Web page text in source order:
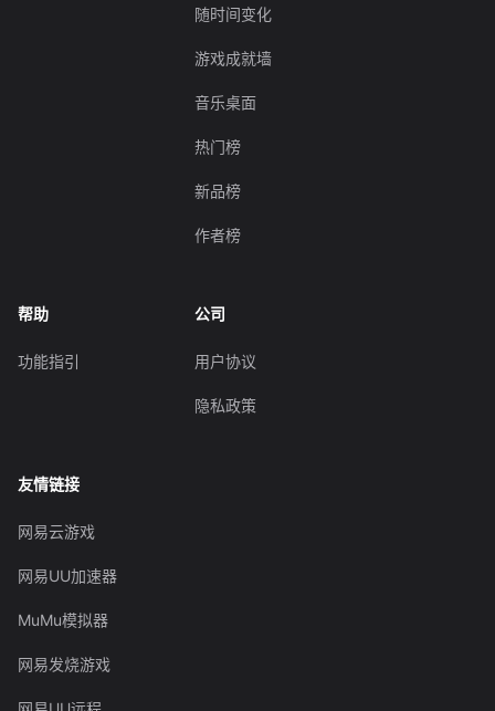
随时间变化
游戏成就墙
音乐桌面
热门榜
新品榜
作者榜
帮助
功能指引
公司
用户协议
隐私政策
友情链接
网易云游戏
网易UU加速器
MuMu模拟器
网易发烧游戏